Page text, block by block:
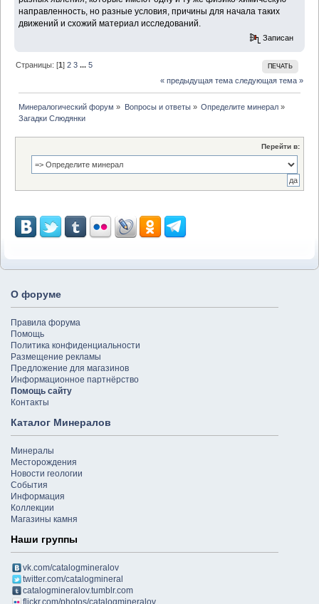
направленность, но разные условия, причины для начала таких
движений и схожий материал исследований.
Записан
ПЕЧАТЬ
Страницы: [1]2 3 ...5
« предыдущая тема следующая тема »
Минералогический форум » Вопросы и ответы» Определите минерал»
Загадки Слюдянки
Перейти в:
О форуме
Правила форума
Помощь
Политика конфиденциальности
Размещение рекламы
Предложение для магазинов
Информационное партнёрство
Помощь сайту
Контакты
Каталог Минералов
Минералы
Месторождения
Новости геологии
События
Информация
Коллекции
Магазины камня
Наши группы
vk.com/catalogmineralov
twitter.com/catalogmineral
catalogmineralov.tumblr.com
flickr.com/photos/catalogmineralov